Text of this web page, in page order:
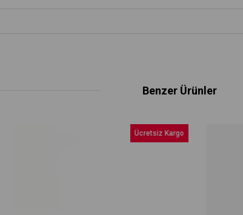
Benzer Ürünler
Ücretsiz Kargo